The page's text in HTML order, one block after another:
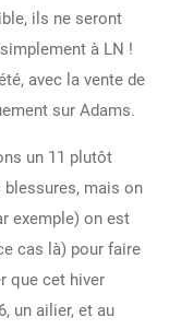
ils ne seront
à LN !
avec la vente de
sur Adams.
un 11 plutôt
mais on
exemple) on est
cas là) pour faire
que cet hiver
un ailier, et au